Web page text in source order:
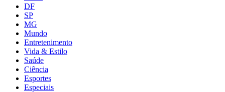
DF
SP
MG
Mundo
Entretenimento
Vida & Estilo
Saúde
Ciência
Esportes
Especiais